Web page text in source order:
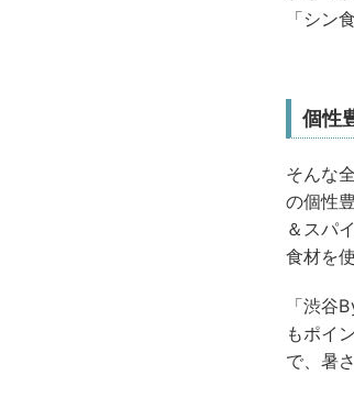
「シン
個性
そんな
の個性
＆スパ
食材を
「渋谷
もポイ
で、暑